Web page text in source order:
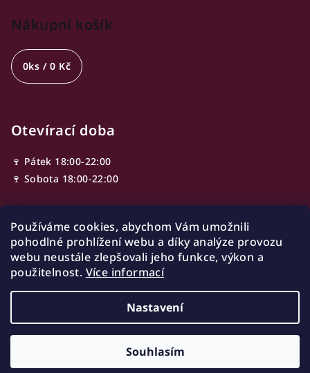
Používáme cookies, abychom Vám umožnili
pohodlné prohlížení webu a díky analýze provozu
webu neustále zlepšovali jeho funkce, výkon a
použitelnost. Více informací
Nastavení
Souhlasím
Nákupní košík
0ks /0 Kč
Otevírací doba
🍷 Pátek 18:00-22:00
🍷 Sobota 18:00-22:00
Adresa
Ve Smečkách 603/13,
110 00 Nové Město
Praha, Czech republic
Copyright 2026Winist. Všechna práva vyhrazena.
Vytvořil Shoptet